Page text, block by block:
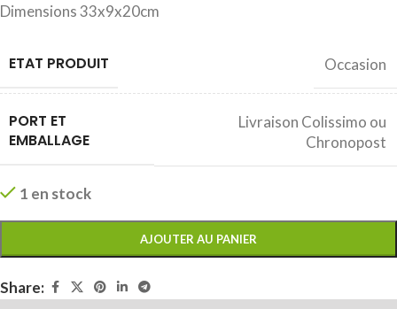
Dimensions 33x9x20cm
ETAT PRODUIT Occasion
PORT ET
EMBALLAGE
Livraison Colissimo ou
Chronopost
1 en stock
AJOUTER AU PANIER
Share: